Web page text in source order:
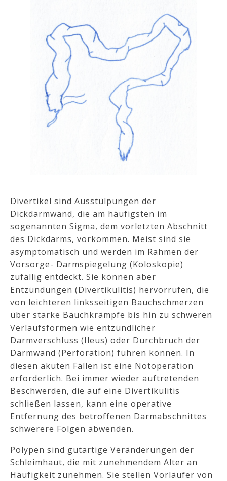
Divertikel sind Ausstülpungen der
Dickdarmwand, die am häufigsten im
sogenannten Sigma, dem vorletzten Abschnitt
des Dickdarms, vorkommen. Meist sind sie
asymptomatisch und werden im Rahmen der
Vorsorge- Darmspiegelung (Koloskopie)
zufällig entdeckt. Sie können aber
Entzündungen (Divertikulitis) hervorrufen, die
von leichteren linksseitigen Bauchschmerzen
über starke Bauchkrämpfe bis hin zu schweren
Verlaufsformen wie entzündlicher
Darmverschluss (Ileus) oder Durchbruch der
Darmwand (Perforation) führen können. In
diesen akuten Fällen ist eine Notoperation
erforderlich. Bei immer wieder auftretenden
Beschwerden, die auf eine Divertikulitis
schließen lassen, kann eine operative
Entfernung des betroffenen Darmabschnittes
schwerere Folgen abwenden.
Polypen sind gutartige Veränderungen der
Schleimhaut, die mit zunehmendem Alter an
Häufigkeit zunehmen. Sie stellen Vorläufer von